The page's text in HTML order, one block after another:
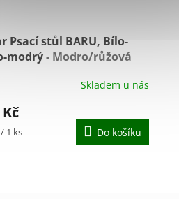
Psací stůl BARU, Bílo-
modrý- Modro/růžová
Skladem u nás
1 ks Do košíku